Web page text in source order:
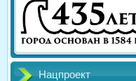
Нацпроект